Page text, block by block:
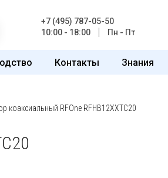
+7 (495) 787-05-50
10:00 - 18:00
Пн - Пт
Контакты Знания
коаксиальный RFOne RFHB12XXTC20